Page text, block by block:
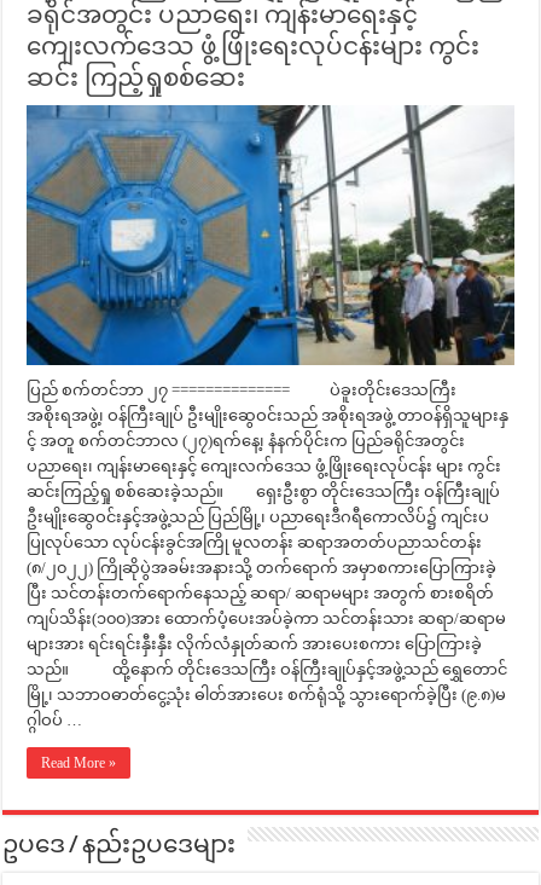
ခရိုင်အတွင်း ပညာရေး၊ ကျန်းမာရေးနှင့်
ကျေးလက်ဒေသ ဖွံ့ဖြိုးရေးလုပ်ငန်းများ ကွင်း
ဆင်း ကြည့်ရှုစစ်ဆေး
ပြည် စက်တင်ဘာ ၂၇ ============== ပဲခူးတိုင်းဒေသကြီး
အစိုးရအဖွဲ့၊ ဝန်ကြီးချုပ် ဦးမျိုးဆွေဝင်းသည် အစိုးရအဖွဲ့ တာဝန်ရှိသူများနှ
င့် အတူ စက်တင်ဘာလ (၂၇)ရက်နေ့၊ နံနက်ပိုင်းက ပြည်ခရိုင်အတွင်း
ပညာရေး၊ ကျန်းမာရေးနှင့် ကျေးလက်ဒေသ ဖွံ့ဖြိုးရေးလုပ်ငန်း များ ကွင်း
ဆင်းကြည့်ရှု စစ်ဆေးခဲ့သည်။ ရှေးဦးစွာ တိုင်းဒေသကြီး ဝန်ကြီးချုပ်
ဦးမျိုးဆွေဝင်းနှင့်အဖွဲ့သည် ပြည်မြို့၊ ပညာရေးဒီဂရီကောလိပ်၌ ကျင်းပ
ပြုလုပ်သော လုပ်ငန်းခွင်အကြို မူလတန်း ဆရာအတတ်ပညာသင်တန်း
(၈/၂၀၂၂) ကြိုဆိုပွဲအခမ်းအနားသို့ တက်ရောက် အမှာစကားပြောကြားခဲ့
ပြီး သင်တန်းတက်ရောက်နေသည့် ဆရာ/ ဆရာမများ အတွက် စားစရိတ်
ကျပ်သိန်း(၁၀၀)အား ထောက်ပံ့ပေးအပ်ခဲ့ကာ သင်တန်းသား ဆရာ/ဆရာမ
များအား ရင်းရင်းနှီးနှီး လိုက်လံနှုတ်ဆက် အားပေးစကား ပြောကြားခဲ့
သည်။ ထို့နောက် တိုင်းဒေသကြီး ဝန်ကြီးချုပ်နှင့်အဖွဲ့သည် ရွှေတောင်
မြို့၊ သဘာဝဓာတ်ငွေ့သုံး ဓါတ်အားပေး စက်ရုံသို့ သွားရောက်ခဲ့ပြီး (၉.၈)မ
ဂ္ဂါဝပ် …
Read More »
ဥပဒေ / နည်းဥပဒေများ